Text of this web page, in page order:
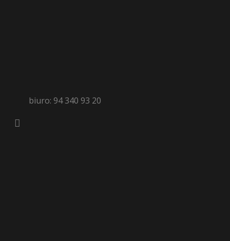
biuro: 94 340 93 20